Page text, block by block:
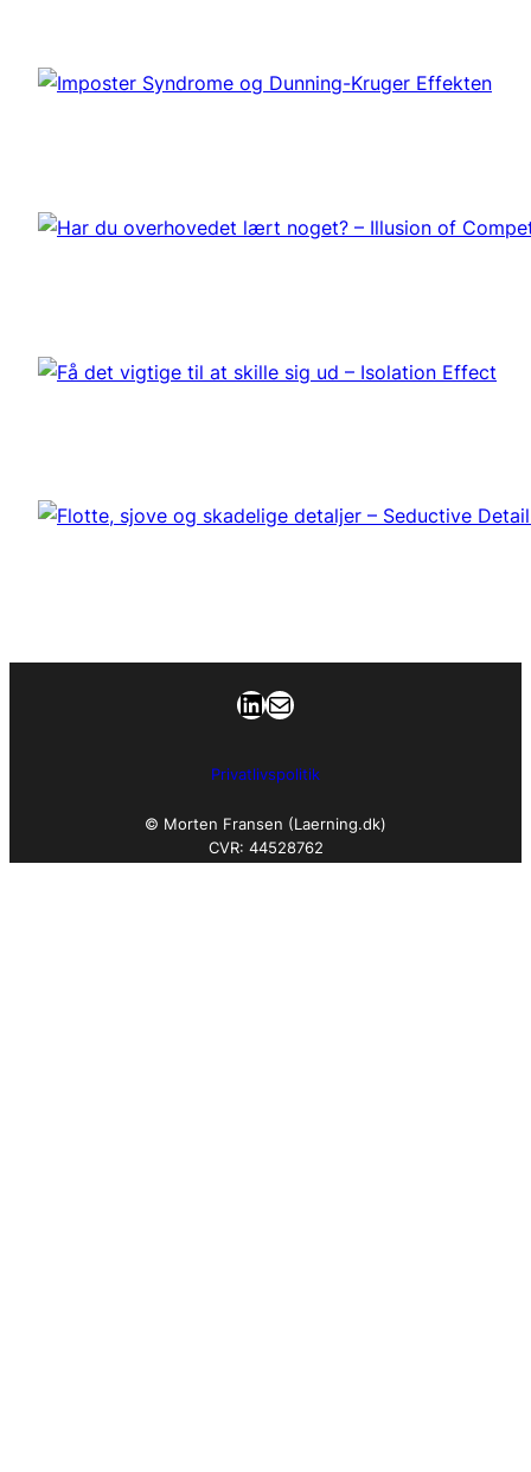
LinkedIn Mail
Privatlivspolitik
© Morten Fransen (Laerning.dk)
CVR: 44528762